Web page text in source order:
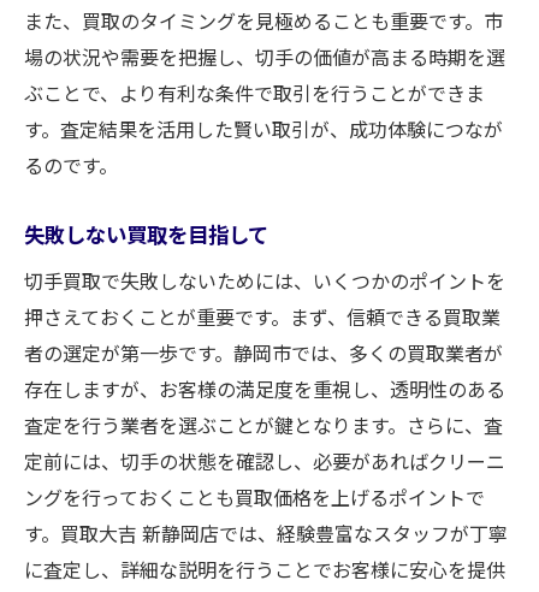
また、買取のタイミングを見極めることも重要です。市
場の状況や需要を把握し、切手の価値が高まる時期を選
ぶことで、より有利な条件で取引を行うことができま
す。査定結果を活用した賢い取引が、成功体験につなが
るのです。
失敗しない買取を目指して
切手買取で失敗しないためには、いくつかのポイントを
押さえておくことが重要です。まず、信頼できる買取業
者の選定が第一歩です。静岡市では、多くの買取業者が
存在しますが、お客様の満足度を重視し、透明性のある
査定を行う業者を選ぶことが鍵となります。さらに、査
定前には、切手の状態を確認し、必要があればクリーニ
ングを行っておくことも買取価格を上げるポイントで
す。買取大吉 新静岡店では、経験豊富なスタッフが丁寧
に査定し、詳細な説明を行うことでお客様に安心を提供